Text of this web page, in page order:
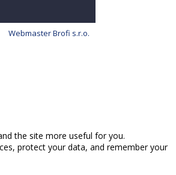
Webmaster Brofi s.r.o.
the site more useful for you.
protect your data, and remember your